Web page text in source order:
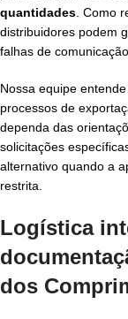
quantidades . Como
distribuidores podem
falhas de comunicação.
Nossa equipe
processos de
dependa das
solicitações
alternativo quando a
restrita.
Logística
dos